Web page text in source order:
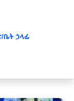
ቤት ኃላፊ